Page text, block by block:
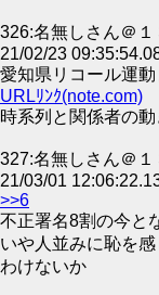
326:名無しさん＠１
21/02/23
愛知県リコール運動
URLﾘﾝｸ(note.com)
時系列と関係者の
327:名無しさん＠１
21/03/01
>>6
不正署名8割の今と
いや人並みに恥を
わけないか